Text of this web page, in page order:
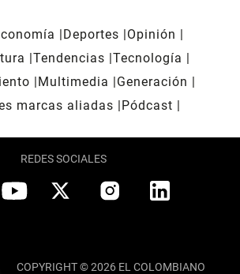
Deportes
Opinión
Tendencias Tecnología
Multimedia
Generación
marcas aliadas
Pódcast
REDES SOCIALES
COPYRIGHT © 2026 EL COLOMBIANO